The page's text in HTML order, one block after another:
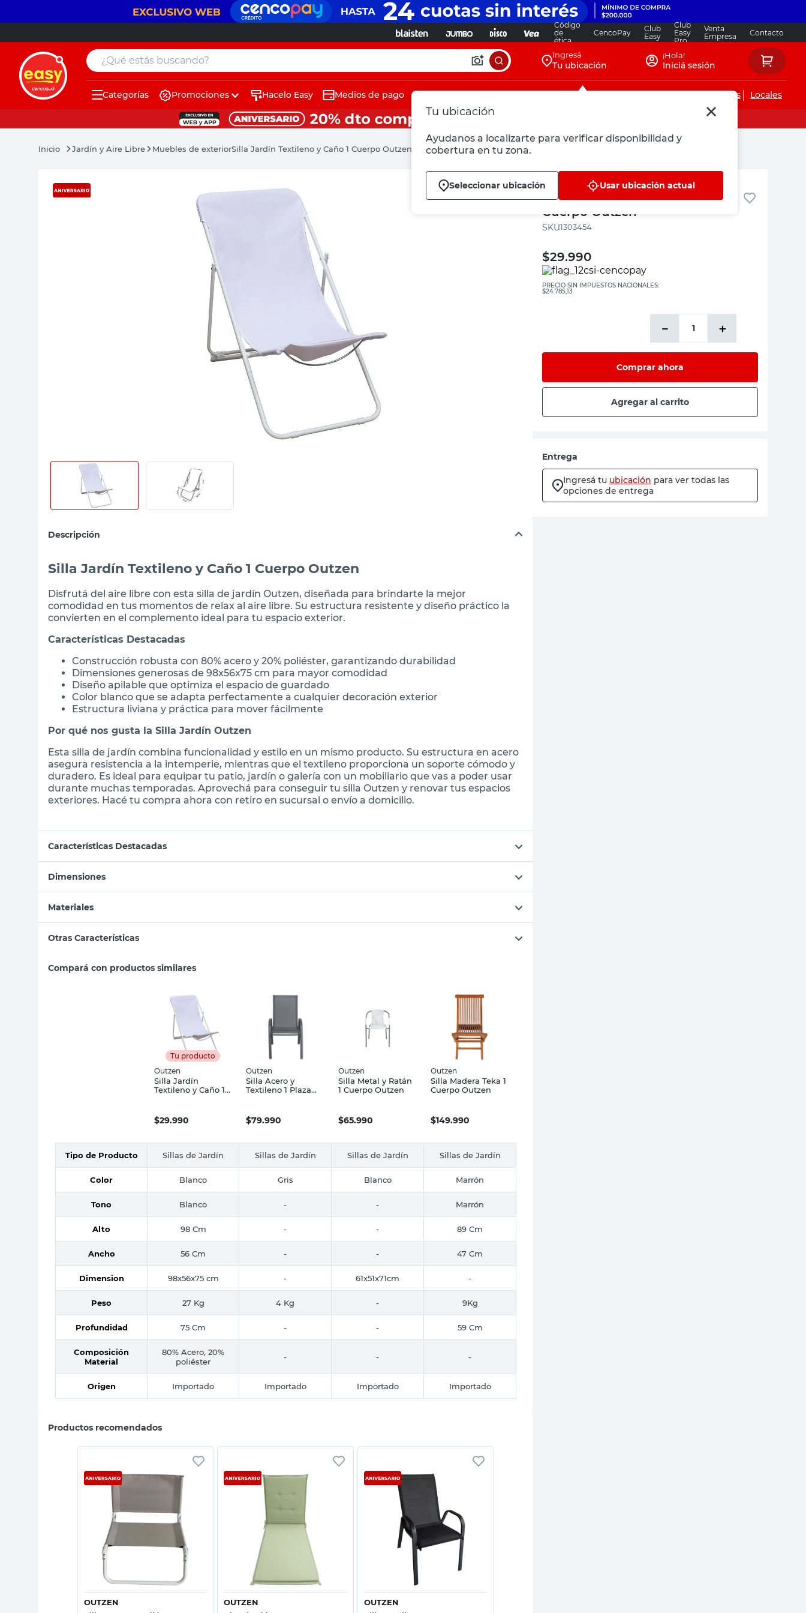
Código
de
ética
CencoPay
Club
Easy
Club
Easy
Pro
Venta
Empresa
Contacto
¿Qué estás buscando? Ingresá
Tu ubicación
Tu ubicación
Ayudanos a localizarte para verificar disponibilidad y
cobertura en tu zona.
Seleccionar ubicación Usar ubicación actual
¡Hola!
Iniciá sesión
Categorías Promociones Hacelo Easy Medios de pago Servicios de instalaciones Locales
Jardín y Aire Libre Muebles de exteriorSilla Jardín Textileno y Caño 1 Cuerpo Outzen
Descripción
Silla Jardín Textileno y Caño 1 Cuerpo Outzen
Disfrutá del aire libre con esta silla de jardín Outzen, diseñada para brindarte la mejor
comodidad en tus momentos de relax al aire libre. Su estructura resistente y diseño práctico la
convierten en el complemento ideal para tu espacio exterior.
Características Destacadas
Construcción robusta con 80% acero y 20% poliéster, garantizando durabilidad
Dimensiones generosas de 98x56x75 cm para mayor comodidad
Diseño apilable que optimiza el espacio de guardado
Color blanco que se adapta perfectamente a cualquier decoración exterior
Estructura liviana y práctica para mover fácilmente
Por qué nos gusta la Silla Jardín Outzen
Esta silla de jardín combina funcionalidad y estilo en un mismo producto. Su estructura en acero
asegura resistencia a la intemperie, mientras que el textileno proporciona un soporte cómodo y
duradero. Es ideal para equipar tu patio, jardín o galería con un mobiliario que vas a poder usar
durante muchas temporadas. Aprovechá para conseguir tu silla Outzen y renovar tus espacios
exteriores. Hacé tu compra ahora con retiro en sucursal o envío a domicilio.
Características Destacadas
Dimensiones
Materiales
Otras Características
Compará con productos similares
Tu producto
Outzen
Silla Jardín
Textileno y Caño 1
$29.990
Outzen
Silla Acero y
Textileno 1 Plaza
$79.990
Outzen
Silla Metal y Ratán
1 Cuerpo Outzen
$65.990
Outzen
Silla Madera Teka 1
Cuerpo Outzen
$149.990
Tipo de Producto Sillas de Jardín Sillas de Jardín Sillas de Jardín Sillas de Jardín
Color Blanco Gris Blanco Marrón
Tono Blanco - - Marrón
Alto 98 Cm - - 89 Cm
Ancho 56 Cm - - 47 Cm
Dimension 98x56x75 cm - 61x51x71cm -
Peso 27 Kg 4 Kg - 9Kg
Profundidad 75 Cm - - 59 Cm
Composición
Material
80% Acero, 20%
poliéster
- - -
Origen Importado Importado Importado Importado
Productos recomendados
OUTZEN
Vista rápida
OUTZEN
Vista rápida
OUTZEN
Outzen
Silla Jardín Textileno y Caño 1
Cuerpo Outzen
:1303454
$29.990
PRECIO SIN IMPUESTOS NACIONALES:
$24.785,13
＋
－
Comprar ahora
Agregar al carrito
Entrega
Ingresá tu ubicación para ver todas las
opciones de entrega
muebles